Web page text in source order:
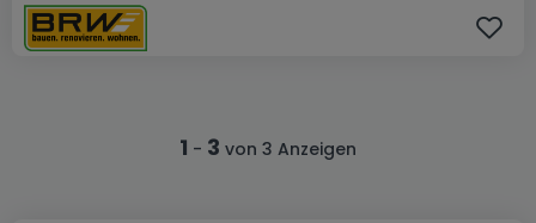
1 - 3 von 3 Anzeigen